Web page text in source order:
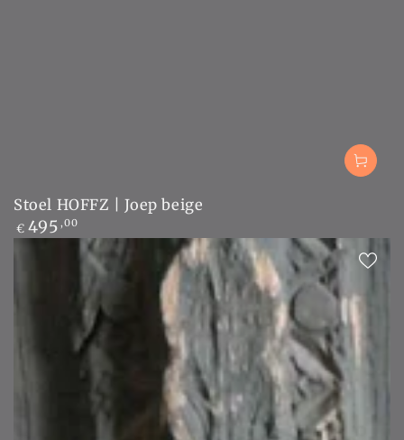
Stoel HOFFZ | Joep beige
Normale
prijs
€ 495 ,00